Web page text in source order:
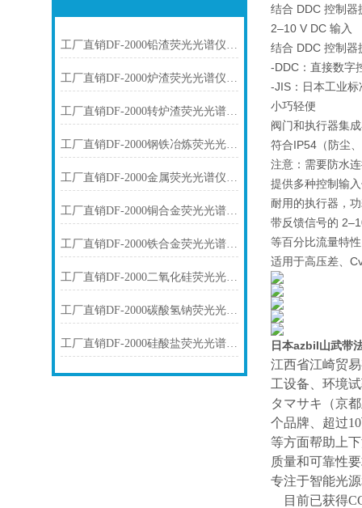
工厂直销DF-2000铅渣荧光光谱仪技术参数
工厂直销DF-2000炉渣荧光光谱仪技术参数
工厂直销DF-2000转炉渣荧光光谱仪技术参数
工厂直销DF-2000钢铁冶炼荧光光谱仪技术参数
工厂直销DF-2000金属荧光光谱仪技术参数
工厂直销DF-2000铜合金荧光光谱仪技术参数
工厂直销DF-2000铁合金荧光光谱仪技术参数
工厂直销DF-2000二氧化硅荧光光谱仪技术参数
工厂直销DF-2000碳酸氢钠荧光光谱仪技术参数
工厂直销DF-2000硅酸盐荧光光谱仪技术参数
结合 DDC 控制器
2–10 V DC 输入
结合 DDC 控制器
-DDC：直接数字
-JIS：日本工业标
小巧轻便
阀门和执行器集
符合IP54（防尘
注意：需要防水
提供多种控制输
耐用的执行器，
带反馈信号的
等百分比流量特性
适用于高压差、
日本azbil山武带
江西省江崎贸
工设备、环境
タマサキ（京
个品牌、超过
等方面帮助上
质量和可靠性
专注于智能光
目前已获得